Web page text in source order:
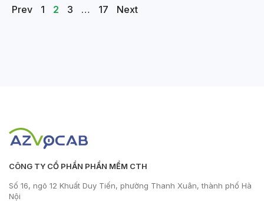
Posts
Prev Page
1 Page
2 Page
3 … Page
17 Next
CÔNG TY CỔ PHẦN PHẦN MỀM CTH
Số 16, ngõ 12 Khuất Duy Tiến, phường Thanh Xuân, thành phố Hà
Nội